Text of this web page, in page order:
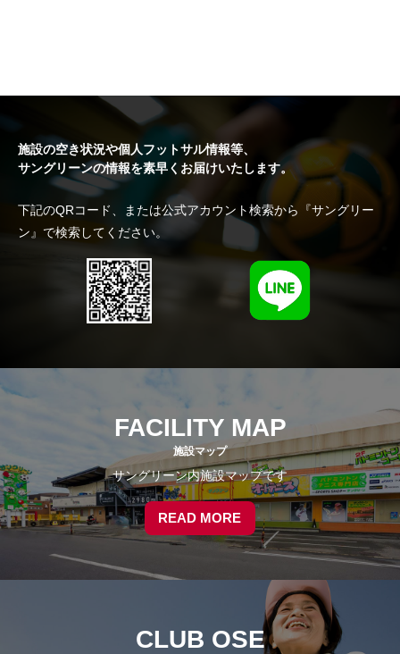
施設の空き状況や個人フットサル情報等、
サングリーンの情報を素早くお届けいたします。
下記のQRコード、または公式アカウント検索から『サングリー
ン』で検索してください。
FACILITY MAP
施設マップ
サングリーン内施設マップです
READ MORE
CLUB OSE